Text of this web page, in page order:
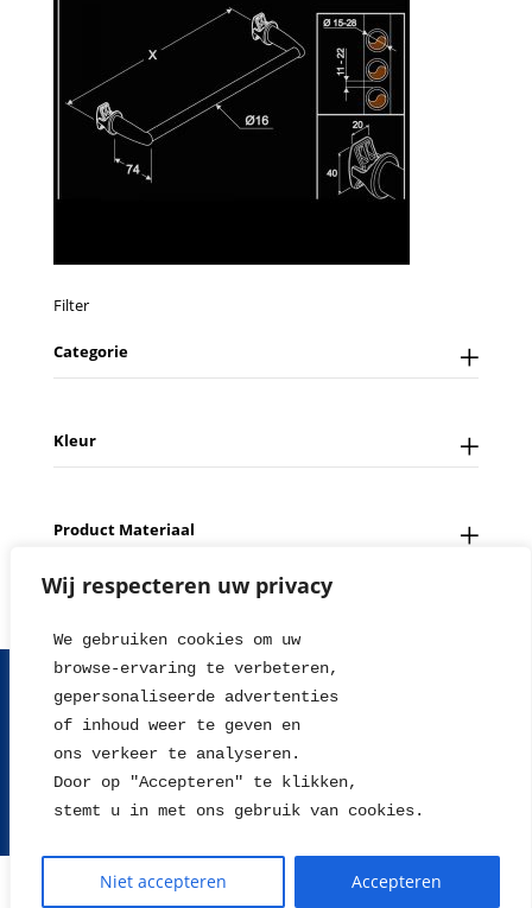
Wij respecteren uw privacy
We gebruiken cookies om uw
browse-ervaring te verbeteren,
gepersonaliseerde advertenties
of inhoud weer te geven en
ons verkeer te analyseren.
Door op "Accepteren" te klikken,
stemt u in met ons gebruik van cookies.
Niet accepteren Accepteren
Filter
Categorie
Kleur
Product Materiaal
Contact
Tips en Nieuws
Herroepingsrecht
Retour sturen
Algemene voorwaarden
Disclaimer
2004 - 2026 © WillieJan®
De waardering van www.williejan.com bij WebwinkelKeur Reviews